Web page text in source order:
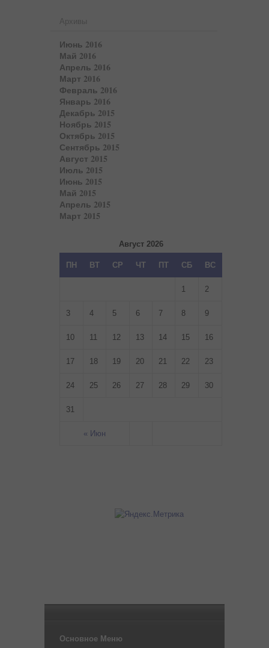
Архивы
Июнь 2016
Май 2016
Апрель 2016
Март 2016
Февраль 2016
Январь 2016
Декабрь 2015
Ноябрь 2015
Октябрь 2015
Сентябрь 2015
Август 2015
Июль 2015
Июнь 2015
Май 2015
Апрель 2015
Март 2015
Август 2026
ПН ВТ СР ЧТ ПТ СБ ВС
« Июн
1 2
3 4 5 6 7 8 9
10 11 12 13 14 15 16
17 18 19 20 21 22 23
24 25 26 27 28 29 30
31
Основное Меню